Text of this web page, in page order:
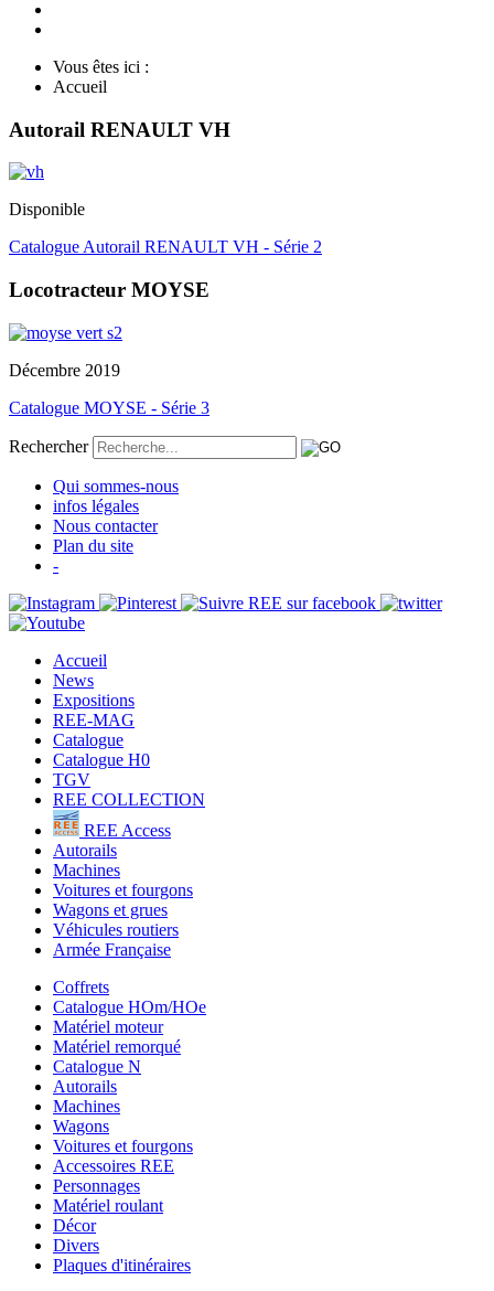
Vous êtes ici :
Accueil
Autorail RENAULT VH
Disponible
Catalogue Autorail RENAULT VH - Série 2
Locotracteur MOYSE
Décembre 2019
Catalogue MOYSE - Série 3
Rechercher
Qui sommes-nous
infos légales
Nous contacter
Plan du site
-
Accueil
News
Expositions
REE-MAG
Catalogue
Catalogue H0
TGV
REE COLLECTION
REE Access
Autorails
Machines
Voitures et fourgons
Wagons et grues
Véhicules routiers
Armée Française
Coffrets
Catalogue HOm/HOe
Matériel moteur
Matériel remorqué
Catalogue N
Autorails
Machines
Wagons
Voitures et fourgons
Accessoires REE
Personnages
Matériel roulant
Décor
Divers
Plaques d'itinéraires